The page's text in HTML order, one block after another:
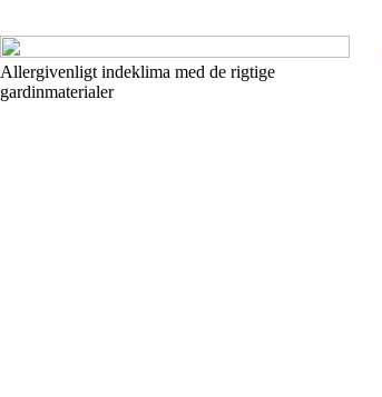
Allergivenligt indeklima med de rigtige
gardinmaterialer